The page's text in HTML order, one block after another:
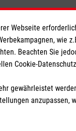
Webseite
wie
Beachten Sie
Cookie-
gewährleistet
anzupassen,